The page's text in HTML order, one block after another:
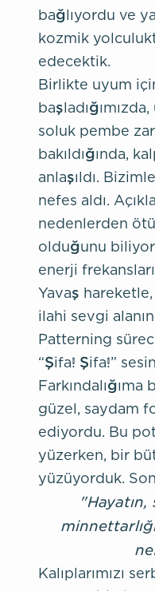
bağlıyordu ve
kozmik
edecektik.
Birlikte uyum
soluk pembe
bakıldığında,
anlaşıldı.
nefes aldı.
nedenlerden
olduğunu
enerji
Yavaş
ilahi sevgi
Patterning
“Şifa! Şifa!”
Farkındalığıma
güzel, saydam
ediyordu. Bu
yüzerken, bir
yüzüyorduk.
"Hayatın,
Kalıplarımızı